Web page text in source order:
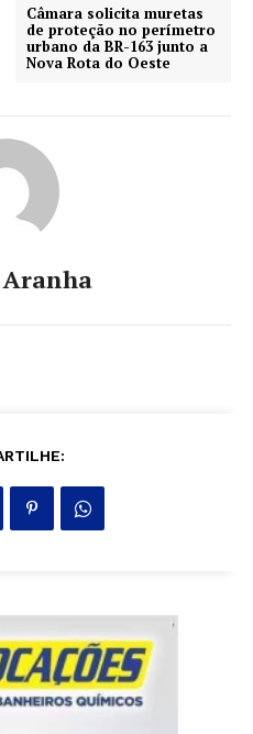
Câmara solicita muretas
de proteção no perímetro
urbano da BR-163 junto a
Nova Rota do Oeste